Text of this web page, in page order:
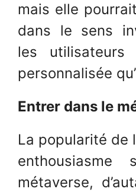
mais elle
dans le sens
les utilisateurs
personnalisée
Entrer dans le
La popularité de
métaverse,